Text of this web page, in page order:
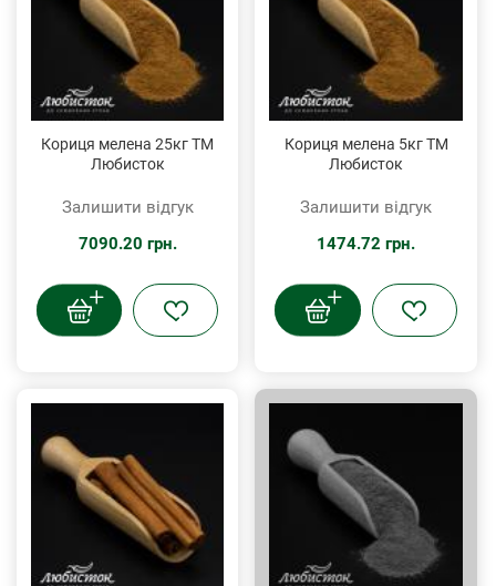
Кориця мелена 25кг ТМ
Любисток
Залишити відгук
7090.20 грн.
Кориця мелена 5кг ТМ
Любисток
Залишити відгук
1474.72 грн.